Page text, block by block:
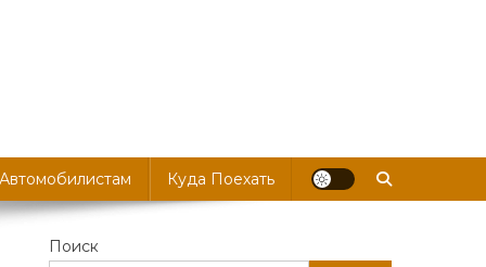
Куда Поехать
Поиск